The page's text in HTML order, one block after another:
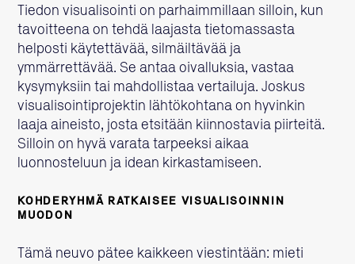
Tiedon visualisointi on parhaimmillaan silloin, kun
tavoitteena on tehdä laajasta tietomassasta
helposti käytettävää, silmäiltävää ja
ymmärrettävää. Se antaa oivalluksia, vastaa
kysymyksiin tai mahdollistaa vertailuja. Joskus
visualisointiprojektin lähtökohtana on hyvinkin
laaja aineisto, josta etsitään kiinnostavia piirteitä.
Silloin on hyvä varata tarpeeksi aikaa
luonnosteluun ja idean kirkastamiseen.
KOHDERYHMÄ RATKAISEE VISUALISOINNIN
MUODON
Tämä neuvo pätee kaikkeen viestintään: mieti